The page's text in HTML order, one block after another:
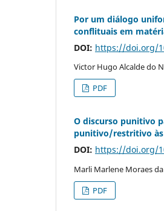
Por um diálogo
conflituais em
DOI: https://doi.org/
Victor Hugo Alcalde do
PDF
O discurso punitivo
punitivo/restritivo às
DOI: https://doi.org/
Marli Marlene Moraes
PDF